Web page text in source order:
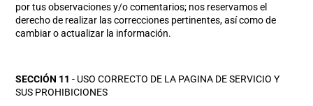
por tus observaciones y/o comentarios; nos reservamos el
derecho de realizar las correcciones pertinentes, así como de
cambiar o actualizar la información.
SECCIÓN 11- USO CORRECTO DE LA PAGINA DE SERVICIO Y
SUS PROHIBICIONES